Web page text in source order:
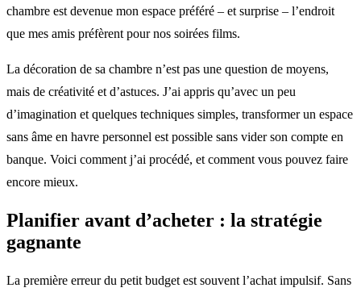
chambre est devenue mon espace préféré – et surprise – l’endroit
que mes amis préfèrent pour nos soirées films.
La décoration de sa chambre n’est pas une question de moyens,
mais de créativité et d’astuces. J’ai appris qu’avec un peu
d’imagination et quelques techniques simples, transformer un espace
sans âme en havre personnel est possible sans vider son compte en
banque. Voici comment j’ai procédé, et comment vous pouvez faire
encore mieux.
Planifier avant d’acheter : la stratégie
gagnante
La première erreur du petit budget est souvent l’achat impulsif. Sans